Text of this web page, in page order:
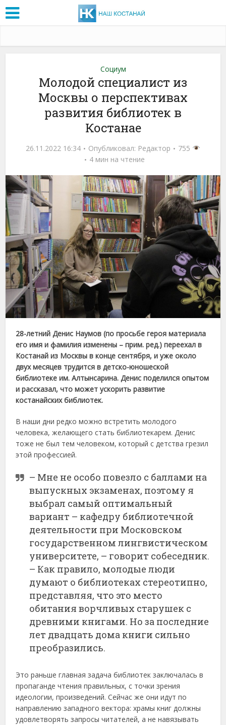
Социум
Молодой специалист из
Москвы о перспективах
развития библиотек в
Костанае
26.11.2022 16:34 Опубликовал: Редактор
755
4 мин на чтение
28-летний Денис Наумов (по просьбе героя материала
его имя и фамилия изменены – прим. ред.) переехал в
Костанай из Москвы в конце сентября, и уже около
двух месяцев трудится в детско-юношеской
библиотеке им. Алтынсарина. Денис поделился опытом
и рассказал, что может ускорить развитие
костанайских библиотек.
В наши дни редко можно встретить молодого
человека, желающего стать библиотекарем. Денис
тоже не был тем человеком, который с детства грезил
этой профессией.
– Мне не особо повезло с баллами на
выпускных экзаменах, поэтому я
выбрал самый оптимальный
вариант – кафедру библиотечной
деятельности при Московском
государственном лингвистическом
университете, – говорит собеседник.
– Как правило, молодые люди
думают о библиотеках стереотипно,
представляя, что это место
обитания ворчливых старушек с
древними книгами. Но за последние
лет двадцать дома книги сильно
преобразились.
Это раньше главная задача библиотек заключалась в
пропаганде чтения правильных, с точки зрения
идеологии, произведений. Сейчас же они идут по
направлению западного вектора: храмы книг должны
удовлетворять запросы читателей, а не навязывать